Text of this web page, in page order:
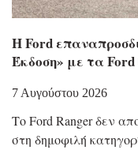
Η Ford
Έκδοση» με τα
7 Αυγούστου 2026
Το Ford Ranger δεν
στη δημοφιλή